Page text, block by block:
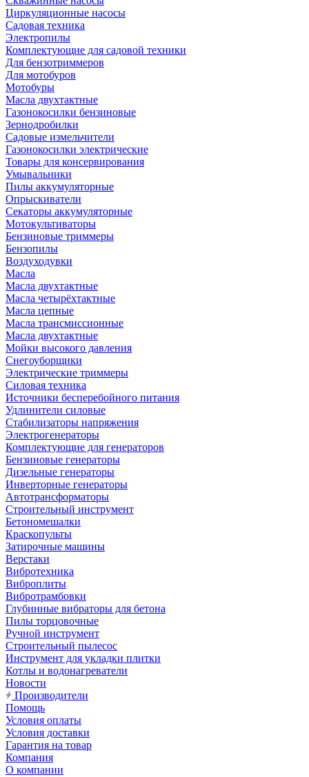
Циркуляционные насосы
Садовая техника
Электропилы
Комплектующие для садовой техники
Для бензотриммеров
Для мотобуров
Мотобуры
Масла двухтактные
Газонокосилки бензиновые
Зернодробилки
Садовые измельчители
Газонокосилки электрические
Товары для консервирования
Умывальники
Пилы аккумуляторные
Опрыскиватели
Секаторы аккумуляторные
Мотокультиваторы
Бензиновые триммеры
Бензопилы
Воздуходувки
Масла
Масла двухтактные
Масла четырёхтактные
Масла цепные
Масла трансмиссионные
Масла двухтактные
Мойки высокого давления
Снегоуборщики
Электрические триммеры
Силовая техника
Источники бесперебойного питания
Удлинители силовые
Стабилизаторы напряжения
Электрогенераторы
Комплектующие для генераторов
Бензиновые генераторы
Дизельные генераторы
Инверторные генераторы
Автотрансформаторы
Строительный инструмент
Бетономешалки
Краскопульты
Затирочные машины
Верстаки
Вибротехника
Виброплиты
Вибротрамбовки
Глубинные вибраторы для бетона
Пилы торцовочные
Ручной инструмент
Строительный пылесос
Инструмент для укладки плитки
Котлы и водонагреватели
Новости
Производители
Помощь
Условия оплаты
Условия доставки
Гарантия на товар
Компания
О компании